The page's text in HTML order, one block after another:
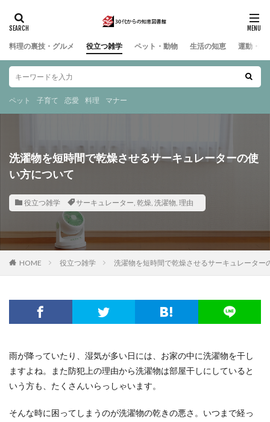
料理の裏技・グルメ 役立つ雑学 ペット・動物 生活の知恵 運動・ス
ペット 子育て 恋愛 料理 マナー
洗濯物を短時間で乾燥させるサーキュレーターの使
い方について
役立つ雑学 サーキュレーター, 乾燥, 洗濯物, 理由
HOME 役立つ雑学 洗濯物を短時間で乾燥させるサーキュレーター
雨が降っていたり、湿気が多い日には、お家の中に洗濯物を干し
ますよね。また防犯上の理由から洗濯物は部屋干しにしていると
いう方も、たくさんいらっしゃいます。
そんな時に困ってしまうのが洗濯物の乾きの悪さ。いつまで経っ